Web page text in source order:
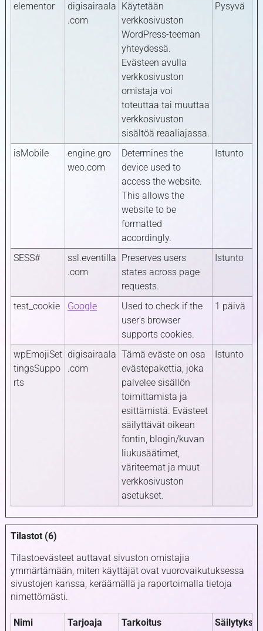
elementor
digisairaala
.com
Käytetään
verkkosivuston
WordPress-teeman
yhteydessä.
Evästeen avulla
verkkosivuston
omistaja voi
toteuttaa tai muuttaa
verkkosivuston
sisältöä reaaliajassa.
Pysyvä
isMobile
engine.gro
weo.com
Determines the
device used to
access the website.
This allows the
website to be
formatted
accordingly.
Istunto
SESS#
ssl.eventilla
.com
Preserves users
states across page
requests.
Istunto
test_cookie Google
Used to check if the
user's browser
supports cookies.
1 päivä
wpEmojiSet
tingsSuppo
rts
digisairaala
.com
Tämä eväste on osa
evästepakettia, joka
palvelee sisällön
toimittamista ja
esittämistä. Evästeet
säilyttävät oikean
fontin, blogin/kuvan
liukusäätimet,
väriteemat ja muut
verkkosivuston
asetukset.
Istunto
Tilastot (6)
Tilastoevästeet auttavat sivuston omistajia
ymmärtämään, miten käyttäjät ovat vuorovaikutuksessa
sivustojen kanssa, keräämällä ja raportoimalla tietoja
nimettömästi.
Nimi Tarjoaja Tarkoitus
Säilytyksen